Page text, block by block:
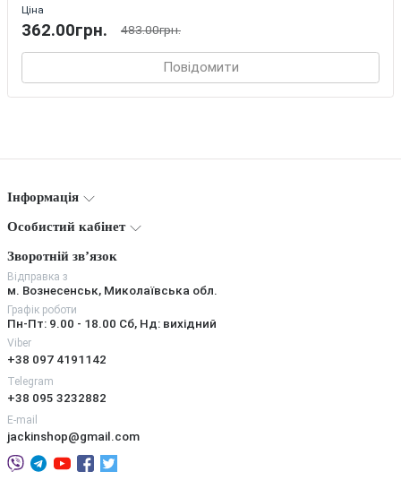
Ціна
362.00грн. 483.00грн.
Повідомити
Інформація
Особистий кабінет
Зворотній зв’язок
Відправка з
м. Вознесенськ, Миколаївська обл.
Графік роботи
Пн-Пт: 9.00 - 18.00 Сб, Нд: вихідний
Viber
+38 097 4191142
Telegram
+38 095 3232882
E-mail
jackinshop@gmail.com